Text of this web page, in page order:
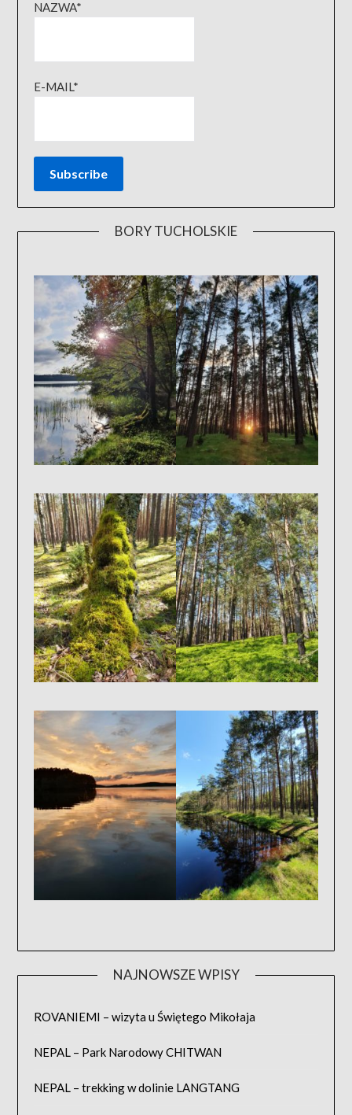
NAZWA*
E-MAIL*
BORY TUCHOLSKIE
NAJNOWSZE WPISY
ROVANIEMI – wizyta u Świętego Mikołaja
NEPAL – Park Narodowy CHITWAN
NEPAL – trekking w dolinie LANGTANG